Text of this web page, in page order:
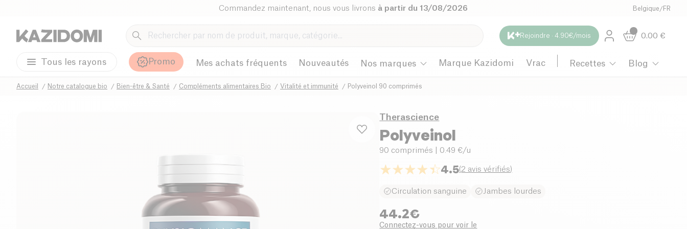
Commandez maintenant, nous vous livrons à partir du 13/08/2026 Belgique /FR
Rejoindre · 4.90€/mois 0.00 €
Tous les rayons Promo Mes achats fréquents Nouveautés Nos marques Marque Kazidomi Vrac Recettes Blog
Accueil Notre catalogue bio Bien-être & Santé Compléments alimentaires Bio Vitalité et immunité Polyveinol 90 comprimés
Therascience
Polyveinol
90 comprimés | 0.49 €/u
4.5(2 avis vérifiés)
Circulation sanguine Jambes lourdes
44.2€
Connectez-vous pour voir le